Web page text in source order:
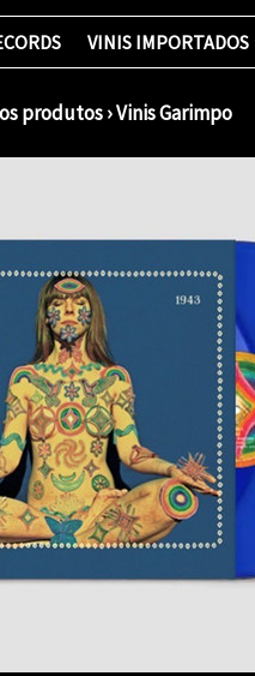
VINIS IMPORTADOS
produtos›Vinis Garimpo